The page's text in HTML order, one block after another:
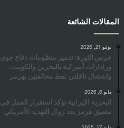
المقالات الشائعة
يوليو 21, 2026
حرس الثورة: تدمير منظومات دفاع جوي
ورادارات أميركية بالبحرين والكويت..
واشتعال ناقلتي نفط مخالفتين بهرمز
مايو 6, 2026
البحرية الإيرانية تؤكد استقرار العمل في
مضيق هرمز بعد زوال التهديد الأمريكي